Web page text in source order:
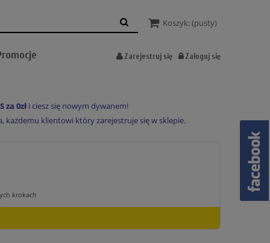
Koszyk:(pusty)
Zarejestruj się Zaloguj się
za 0złi ciesz się nowym dywanem!
każdemu klientowi który zarejestruje się w sklepie.